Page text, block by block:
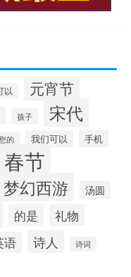
以 元宵节
孩子 宋代
的 我们可以 手机
春节
梦幻西游 汤圆
的是 礼物
语 诗人 诗词